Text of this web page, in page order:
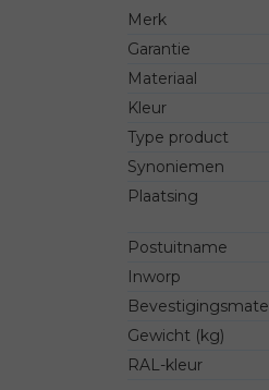
Merk
Garantie
Materiaal
Kleur
Type product
Synoniemen
Plaatsing
Postuitname
Inworp
Gewicht (kg)
RAL-kleur